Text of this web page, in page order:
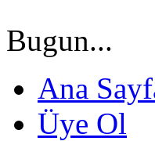
Bugun...
Ana
Üye Ol